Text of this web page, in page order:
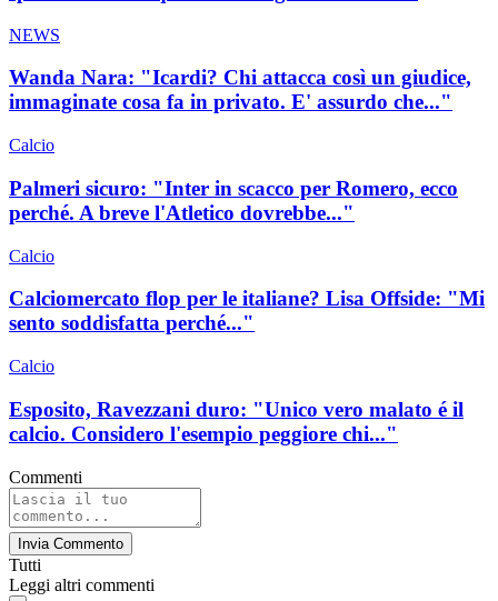
NEWS
Wanda Nara: "Icardi? Chi attacca così un giudice,
immaginate cosa fa in privato. E' assurdo che..."
Calcio
Palmeri sicuro: "Inter in scacco per Romero, ecco
perché. A breve l'Atletico dovrebbe..."
Calcio
Calciomercato flop per le italiane? Lisa Offside: "Mi
sento soddisfatta perché..."
Calcio
Esposito, Ravezzani duro: "Unico vero malato é il
calcio. Considero l'esempio peggiore chi..."
Commenti
Invia Commento
Tutti
Leggi altri commenti